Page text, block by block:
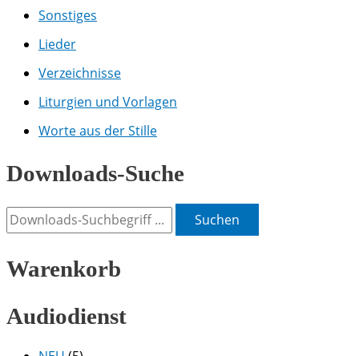
Sonstiges
Lieder
Verzeichnisse
Liturgien und Vorlagen
Worte aus der Stille
Downloads-Suche
Suchen
Warenkorb
Audiodienst